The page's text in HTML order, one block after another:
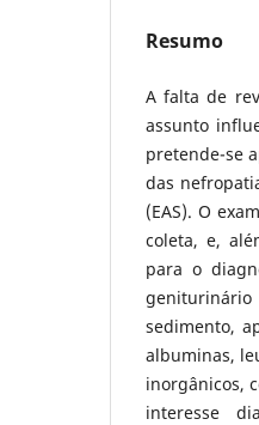
Resumo
A falta de
assunto
pretende-se
das
(EAS). O
coleta, e,
para o
sedimento,
albuminas,
inorgânicos,
interesse